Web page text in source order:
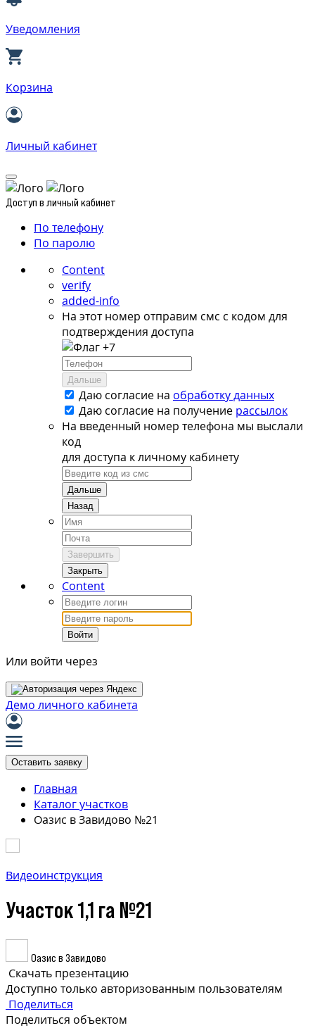
Уведомления
Корзина
Личный кабинет
Доступ в личный кабинет
По телефону
По паролю
Content
verify
added-info
На этот номер отправим смс с кодом для
подтверждения доступа
+7
Дальше
Даю согласие на обработку данных
Даю согласие на получение рассылок
На введенный номер телефона мы выслали
код
для доступа к личному кабинету
Дальше
Назад
Завершить
Закрыть
Content
Войти
Или войти через
Демо личного кабинета
Оставить заявку
Главная
Каталог участков
Оазис в Завидово №21
Видеоинструкция
Участок 1,1 га №21
Оазис в Завидово
Скачать презентацию
Доступно только авторизованным пользователям
Поделиться
Поделиться объектом